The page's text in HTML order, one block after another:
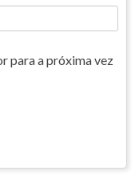
para a próxima vez